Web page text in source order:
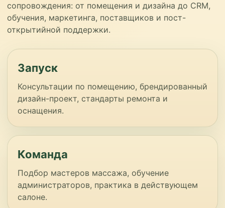
сопровождения: от помещения и дизайна до CRM,
обучения, маркетинга, поставщиков и пост-
открытийной поддержки.
Запуск
Консультации по помещению, брендированный
дизайн-проект, стандарты ремонта и
оснащения.
Команда
Подбор мастеров массажа, обучение
администраторов, практика в действующем
салоне.